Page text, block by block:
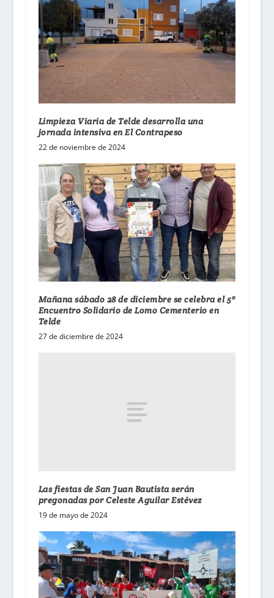
Limpieza Viaria de Telde desarrolla una
jornada intensiva en El Contrapeso
22 de noviembre de 2024
Mañana sábado 28 de diciembre se celebra el 5º
Encuentro Solidario de Lomo Cementerio en
Telde
27 de diciembre de 2024
Las fiestas de San Juan Bautista serán
pregonadas por Celeste Aguilar Estévez
19 de mayo de 2024